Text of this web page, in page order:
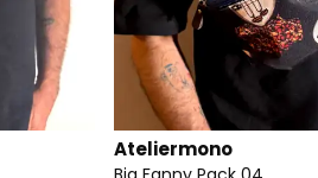
Ateliermono